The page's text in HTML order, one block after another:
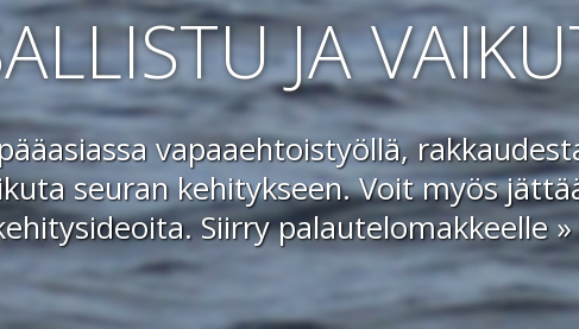
JA
vapaaehtoistyöllä,
seuran kehitykseen. Voit myös
Siirry palautelomakkeelle »